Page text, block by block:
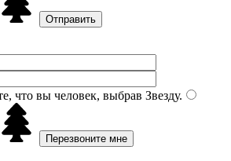
что вы человек, выбрав Звезду.